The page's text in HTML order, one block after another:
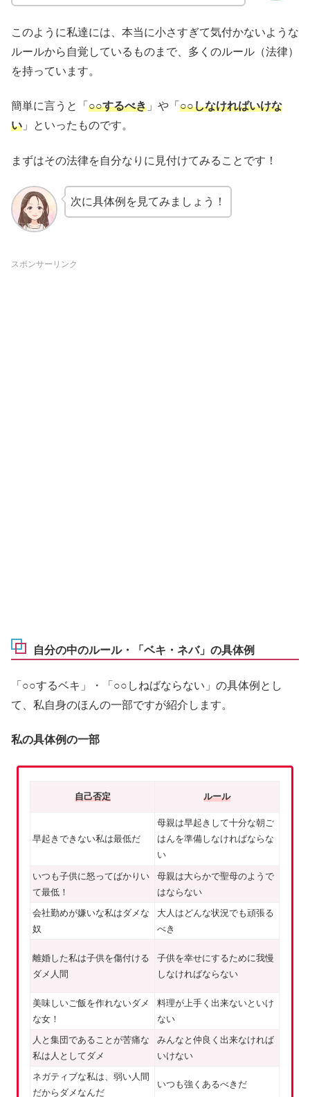
このように私達には、本当に小さすぎて気付かないような
ルールから自覚しているものまで、多くのルール（法律）
を持っています。
簡単に言うと「 ○○するべき 」や「 ○○しなければいけな
い 」といったものです。
まずはその法律を自分なりに見付けてみることです！
次に具体例を見てみましょう！
スポンサーリンク
自分の中のルール・「ベキ・ネバ」の具体例
「○○するベキ」・「○○しねばならない」の具体例とし
て、私自身のほんの一部ですが紹介します。
私の具体例の一部
自己否定 ルール
早起きできない私は最低だ
母親は早起きして十分な朝ご
はんを準備しなければならな
い
いつも子供に怒ってばかりい
て最低！
母親は大らかで聖母のようで
はならない
会社勤めが嫌いな私はダメな
奴
大人はどんな状況でも頑張る
べき
離婚した私は子供を傷付ける
ダメ人間
子供を幸せにするために我慢
しなければならない
美味しいご飯を作れないダメ
な女！
料理が上手く出来ないといけ
ない
人と集団であることが苦痛な
私は人としてダメ
みんなと仲良く出来なければ
いけない
ネガティブな私は、弱い人間
だからダメなんだ
いつも強くあるべきだ